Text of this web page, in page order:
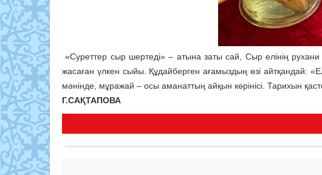
«Суреттер сыр шертеді» – атына заты сай, Сыр елінің
жасаған үлкен сыйы. Құдайберген ағамыздың өзі айтқандай:
мәнінде, мұражай – осы аманаттың айқын көрінісі. Тарихын
Г.САҚТАПОВА